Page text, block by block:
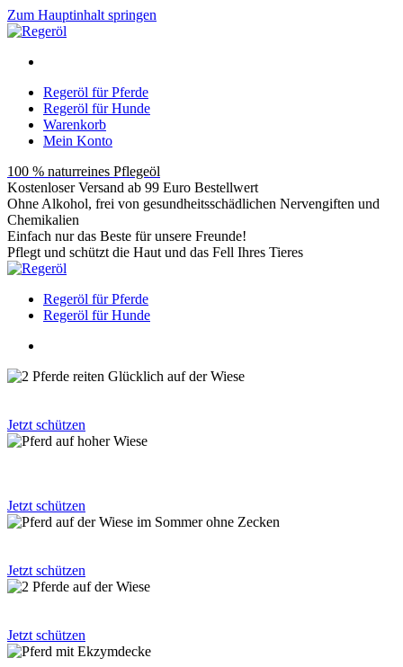
Zum Hauptinhalt springen
Regeröl für Pferde
Regeröl für Hunde
Warenkorb
Mein Konto
100 % naturreines Pflegeöl
Kostenloser Versand ab 99 Euro Bestellwert
Ohne Alkohol, frei von gesundheitsschädlichen Nervengiften und
Chemikalien
Einfach nur das Beste für unsere Freunde!
Pflegt und schützt die Haut und das Fell Ihres Tieres
Regeröl für Pferde
Regeröl für Hunde
Jetzt schützen
Jetzt schützen
Jetzt schützen
Jetzt schützen